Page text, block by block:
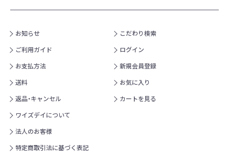
お知らせ
ご利用ガイド
お支払方法
送料
返品・キャンセル
ワイズデイについて
法人のお客様
特定商取引法に基づく表記
こだわり検索
ログイン
新規会員登録
お気に入り
カートを見る